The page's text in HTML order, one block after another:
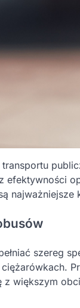
efektywności
szereg
większym